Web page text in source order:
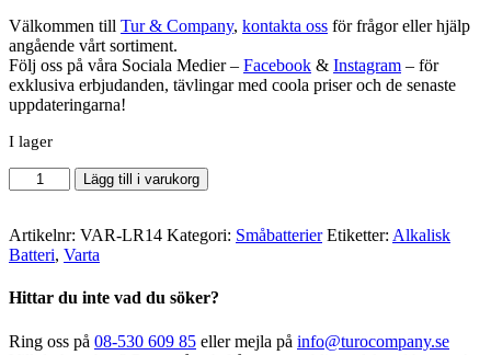
Välkommen till Tur & Company, kontakta oss för frågor eller hjälp
angående vårt sortiment.
Följ oss på våra Sociala Medier – Facebook & Instagram – för
exklusiva erbjudanden, tävlingar med coola priser och de senaste
uppdateringarna!
I lager
Varta
-
Longlife
Power
Lägg till i varukorg
Artikelnr: VAR-LR14 Kategori: Småbatterier Etiketter: Alkalisk
Batteri, Varta
Hittar du inte vad du söker?
Ring oss på 08-530 609 85 eller mejla på info@turocompany.se